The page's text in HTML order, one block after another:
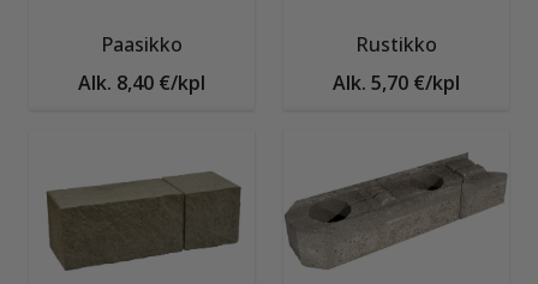
Paasikko
Alk. 8,40 €/kpl
Rustikko
Alk. 5,70 €/kpl